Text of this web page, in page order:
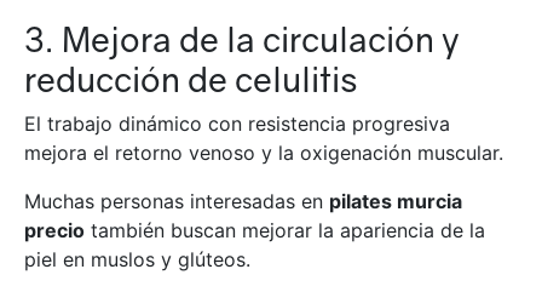
3. Mejora de la circulación y
reducción de celulitis
El trabajo dinámico con resistencia progresiva
mejora el retorno venoso y la oxigenación muscular.
Muchas personas interesadas en pilates murcia
precio también buscan mejorar la apariencia de la
piel en muslos y glúteos.